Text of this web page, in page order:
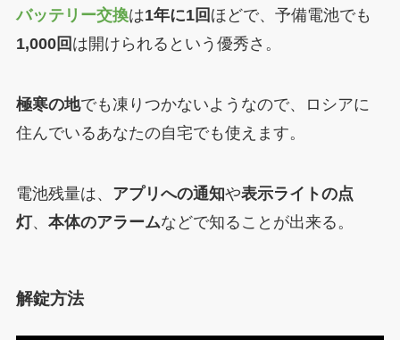
バッテリー交換は1年に1回 ほどで、予備電池でも
1,000回 は開けられるという優秀さ。
極寒の地でも凍りつかないようなので、ロシアに
住んでいるあなたの自宅でも使えます。
電池残量は、 アプリへの通知や表示ライトの点
灯、 本体のアラームなどで知ることが出来る。
解錠方法